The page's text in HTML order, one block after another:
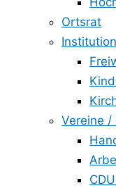
Ortsrat
Vereine /